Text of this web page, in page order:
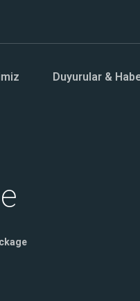
Duyurular &